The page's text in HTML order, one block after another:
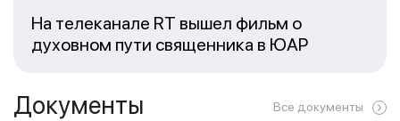
На телеканале RT вышел фильм о
духовном пути священника в ЮАР
Документы Все документы